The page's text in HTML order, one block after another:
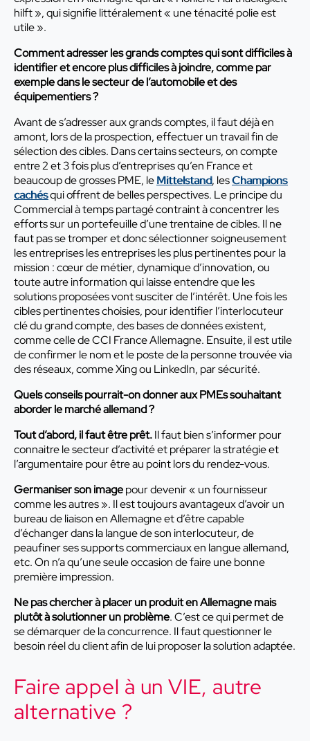
hilft », qui signifie littéralement « une ténacité polie est
utile ».
Comment adresser les grands comptes qui sont difficiles à
identifier et encore plus difficiles à joindre, comme par
exemple dans le secteur de l’automobile et des
équipementiers ?
Avant de s’adresser aux grands comptes, il faut déjà en
amont, lors de la prospection, effectuer un travail fin de
sélection des cibles. Dans certains secteurs, on compte
entre 2 et 3 fois plus d’entreprises qu’en France et
beaucoup de grosses PME, leMittelstand, lesChampions
cachésqui offrent de belles perspectives. Le principe du
Commercial à temps partagé contraint à concentrer les
efforts sur un portefeuille d’une trentaine de cibles. Il ne
faut pas se tromper et donc sélectionner soigneusement
les entreprises les entreprises les plus pertinentes pour la
mission : cœur de métier, dynamique d’innovation, ou
toute autre information qui laisse entendre que les
solutions proposées vont susciter de l’intérêt. Une fois les
cibles pertinentes choisies, pour identifier l’interlocuteur
clé du grand compte, des bases de données existent,
comme celle de CCI France Allemagne. Ensuite, il est utile
de confirmer le nom et le poste de la personne trouvée via
des réseaux, comme Xing ou LinkedIn, par sécurité.
Quels conseils pourrait-on donner aux PMEs souhaitant
aborder le marché allemand ?
Tout d’abord, il faut être prêt.Il faut bien s’informer pour
connaitre le secteur d’activité et préparer la stratégie et
l’argumentaire pour être au point lors du rendez-vous.
Germaniser son imagepour devenir « un fournisseur
comme les autres ». Il est toujours avantageux d’avoir un
bureau de liaison en Allemagne et d’être capable
d’échanger dans la langue de son interlocuteur, de
peaufiner ses supports commerciaux en langue allemand,
etc. On n’a qu’une seule occasion de faire une bonne
première impression.
Ne pas chercher à placer un produit en Allemagne mais
plutôt à solutionner un problème. C’est ce qui permet de
se démarquer de la concurrence. Il faut questionner le
besoin réel du client afin de lui proposer la solution adaptée.
Faire appel à un VIE, autre
alternative ?